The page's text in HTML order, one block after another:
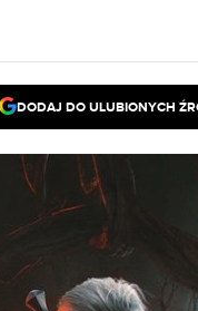
DODAJ DO ULUBIONYCH